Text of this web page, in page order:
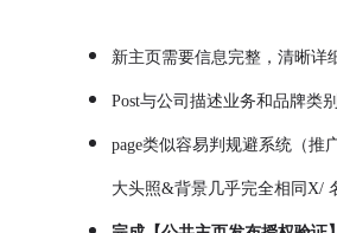
新主页需要信息完整，清晰详
Post与公司描述业务和品牌类
page类似容易判规避系统（推
大头照&背景几乎完全相同X/